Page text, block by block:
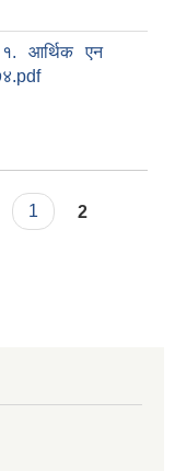
१. आर्थिक एन
1 2